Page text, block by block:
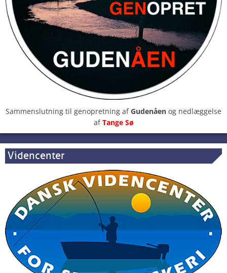
Sammenslutning til genopretning afGudenåen og nedlæggelse
afTange Sø
Videncenter